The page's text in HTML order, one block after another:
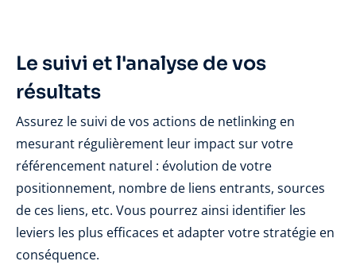
Le suivi et l'analyse de vos
résultats
Assurez le suivi de vos actions de netlinking en
mesurant régulièrement leur impact sur votre
référencement naturel : évolution de votre
positionnement, nombre de liens entrants, sources
de ces liens, etc. Vous pourrez ainsi identifier les
leviers les plus efficaces et adapter votre stratégie en
conséquence.